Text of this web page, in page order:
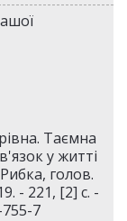
Таємна
у житті
голов.
- 221, [2] с. -
7